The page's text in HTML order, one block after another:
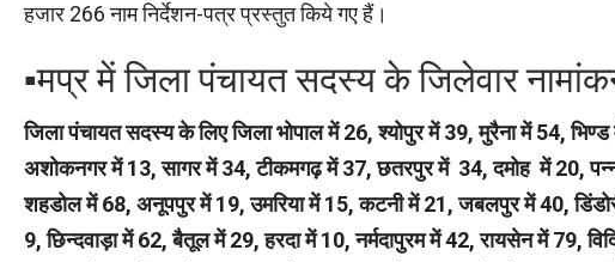
हजार 266 नाम निर्देशन-पत्र प्रस्तुत किये गए हैं।
▪︎मप्र में जिला पंचायत सदस्य के जिलेवार
जिला पंचायत सदस्य के लिए जिला भोपाल में 26, श्योपुर में 39, मुरैना में 54,
अशोकनगर में 13, सागर में 34, टीकमगढ़ में 37, छतरपुर में 34, दमोह में 20,
शहडोल में 68, अनूपपुर में 19, उमरिया में 15, कटनी में 21, जबलपुर में 40,
9, छिन्दवाड़ा में 62, बैतूल में 29, हरदा में 10, नर्मदापुरम में 42, रायसेन में 79,